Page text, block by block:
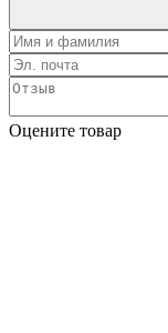
Оцените товар